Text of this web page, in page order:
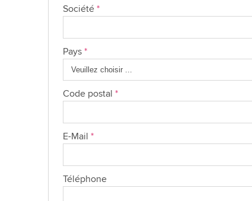
Société *
Pays *
Code postal *
E-Mail *
Téléphone